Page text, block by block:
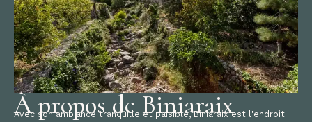
À propos de Biniaraix
Avec son ambiance tranquille et paisible, Biniaraix est l'endroit